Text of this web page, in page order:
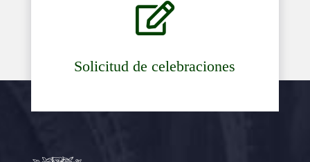

Solicitud de celebraciones